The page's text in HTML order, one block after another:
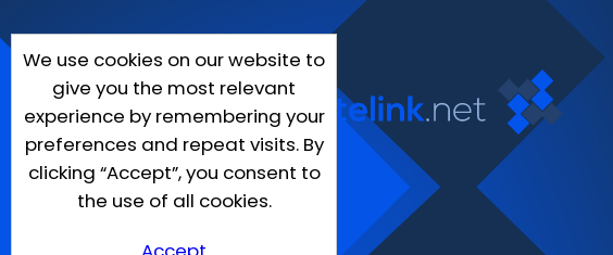
We use cookies on our website to
give you the most relevant
experience by remembering your
preferences and repeat visits. By
clicking “Accept”, you consent to
the use of all cookies.